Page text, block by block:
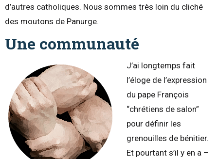
d’autres catholiques. Nous sommes très loin du cliché
des moutons de Panurge.
Une communauté
J’ai longtemps fait
l’éloge de l’expression
du pape François
“chrétiens de salon”
pour définir les
grenouilles de bénitier.
Et pourtant s’il y en a –